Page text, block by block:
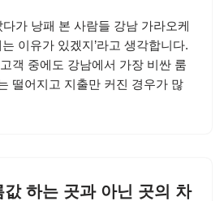
가 낭패 본 사람들 강남 가라오케
이유가 있겠지’라고 생각합니다.
객 중에도 강남에서 가장 비싼 룸
떨어지고 지출만 커진 경우가 많
하는 곳과 아닌 곳의 차